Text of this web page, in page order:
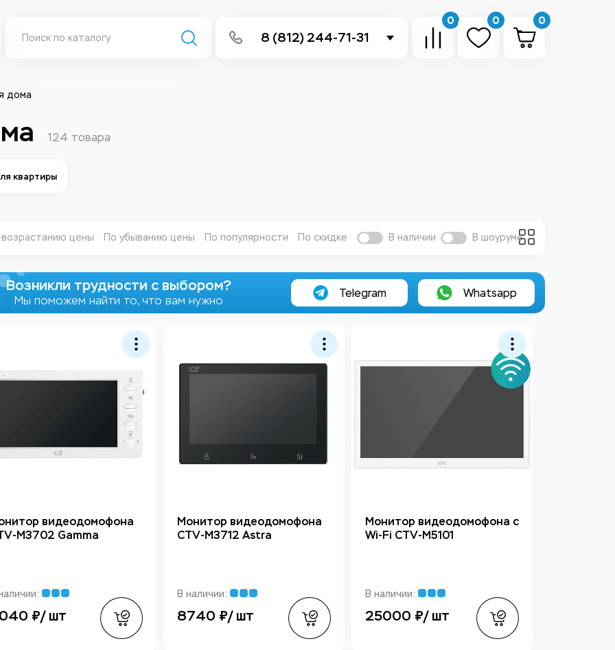
8 (812) 244-71-31
0 0 0
дома
124 товара
квартиры
цены По убыванию цены По популярности По скидке В наличии В шоуруме
Возникли трудности с выбором?
Мы поможем найти то, что вам нужно
Telegram Whatsapp
видеодомофона
M3702 Gamma
₽/ шт
Монитор видеодомофона
CTV-M3712 Astra
В наличии:
8740 ₽/ шт
Монитор видеодомофона с
Wi-Fi CTV-M5101
В наличии:
25000 ₽/ шт